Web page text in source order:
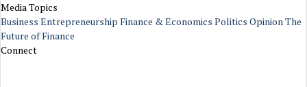
Media Topics
Business Entrepreneurship Finance & Economics Politics OpinionThe
Future of Finance
Connect